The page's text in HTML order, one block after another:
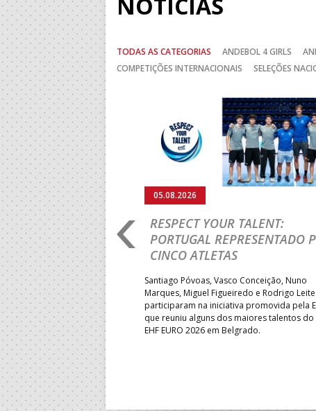
NOTÍCIAS
TODAS AS CATEGORIAS ANDEBOL 4 GIRLS
COMPETIÇÕES INTERNACIONAIS
SELEÇÕES
2026: PORTUGAL
E SEGUE NA LUTA
18 regressou às vitórias no
ao superar a Suécia por 32-
uma vaga para o
do Mundo.
05.08.2026
RESPECT YOUR TALENT:
PORTUGAL REPRESENTADO
CINCO ATLETAS
Santiago Póvoas, Vasco Conceição, Nuno
Marques, Miguel Figueiredo e Rodrigo Leite
participaram na iniciativa promovida pela
que reuniu alguns dos maiores talentos do
EHF EURO 2026 em Belgrado.